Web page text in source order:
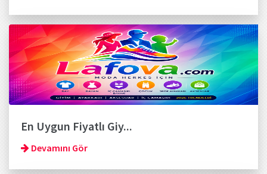
En Uygun Fiyatlı Giy...
Devamını Gör